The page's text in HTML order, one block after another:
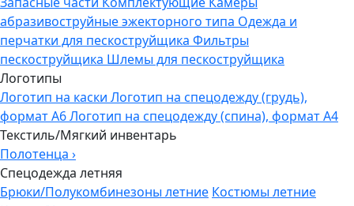
абразивоструйные эжекторного типа Одежда и
перчатки для пескоструйщика Фильтры
пескоструйщика Шлемы для пескоструйщика
Логотипы
Логотип на каски Логотип на спецодежду (грудь),
формат А6Логотип на спецодежду (спина), формат А4
Текстиль/Мягкий инвентарь
Полотенца ›
Спецодежда летняя
Брюки/Полукомбинезоны летние Костюмы летние